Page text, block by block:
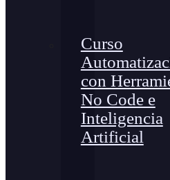
Curso
con
No Code e
Inteligencia
Artificial